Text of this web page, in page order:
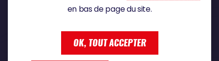
en bas de page du site.
OK, TOUT ACCEPTER